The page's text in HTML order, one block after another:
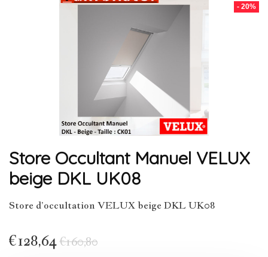
- 20%
Store Occultant Manuel VELUX
beige DKL UK08
Store d’occultation VELUX beige DKL UK08
€160,80
€128,64